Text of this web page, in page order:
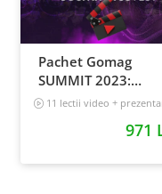
Pachet Gomag
SUMMIT 2023:
inregistrari +
11 lectii video +
971